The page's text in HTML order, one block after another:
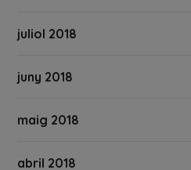
juliol 2018
juny 2018
maig 2018
abril 2018